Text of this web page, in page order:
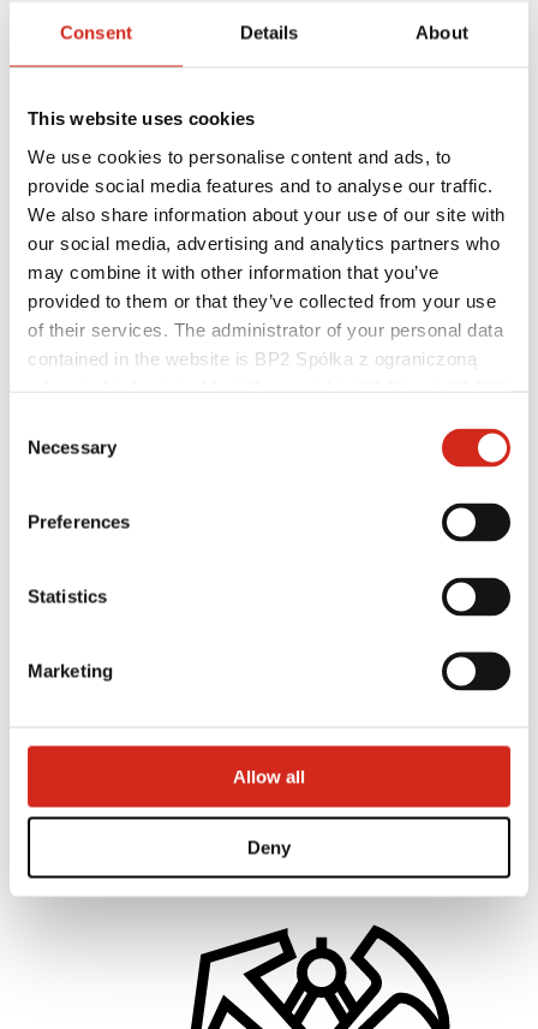
Consent Details About
This website uses cookies
We use cookies to personalise content and ads, to
provide social media features and to analyse our traffic.
We also share information about your use of our site with
our social media, advertising and analytics partners who
may combine it with other information that you’ve
provided to them or that they’ve collected from your use
of their services. The administrator of your personal data
contained in the website is BP2 Spółka z ograniczoną
121387608.
Selection
Necessary
Preferences
Statistics
Marketing
Allow all
Deny
Rejestracja gwarancji
Pliki do pobrania
Baza wiedzy
Gdzie kupić?
Biblioteki BIM
Najczęściej Zadawane Pytania (FAQ)
Dla profesjonalistów
Strefa klienta – eProfil
Pliki do pobrania
Oferta marketingowa
Program BP2 50:50